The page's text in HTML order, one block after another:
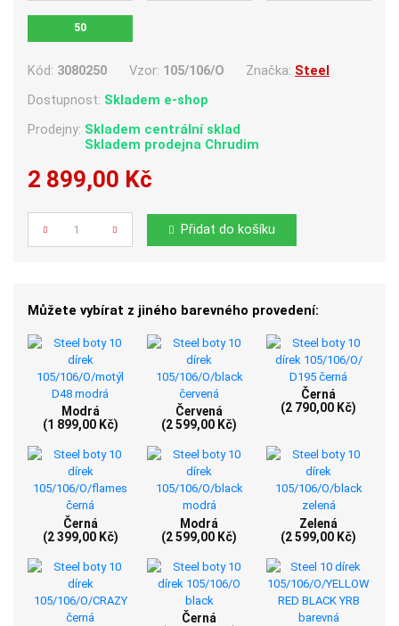
50
Kód: 3080250 Vzor: 105/106/O Značka: Steel
Dostupnost: Skladem e-shop
Prodejny: Skladem centrální sklad
Skladem prodejna Chrudim
2 899,00 Kč
Počet
Přidat do košíku
Můžete vybírat z jiného barevného provedení:
Modrá
(1 899,00 Kč)
Červená
(2 599,00 Kč)
Černá
(2 790,00 Kč)
Černá
(2 399,00 Kč)
Modrá
(2 599,00 Kč)
Zelená
(2 599,00 Kč)
Černá